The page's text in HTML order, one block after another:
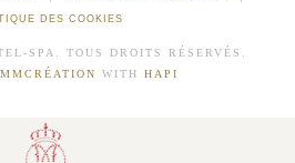
DES COOKIES
SPA. TOUS DROITS RÉSERVÉS.
MMCRÉATION WITH HAPI